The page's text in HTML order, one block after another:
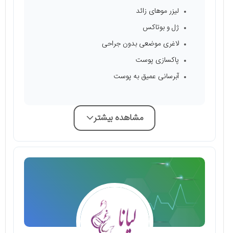
لیزر موهای زائد
ژل و بوتاکس
لاغری موضعی بدون جراحی
پاکسازی پوست
آبرسانی عمیق به پوست
مشاهده بیشتر